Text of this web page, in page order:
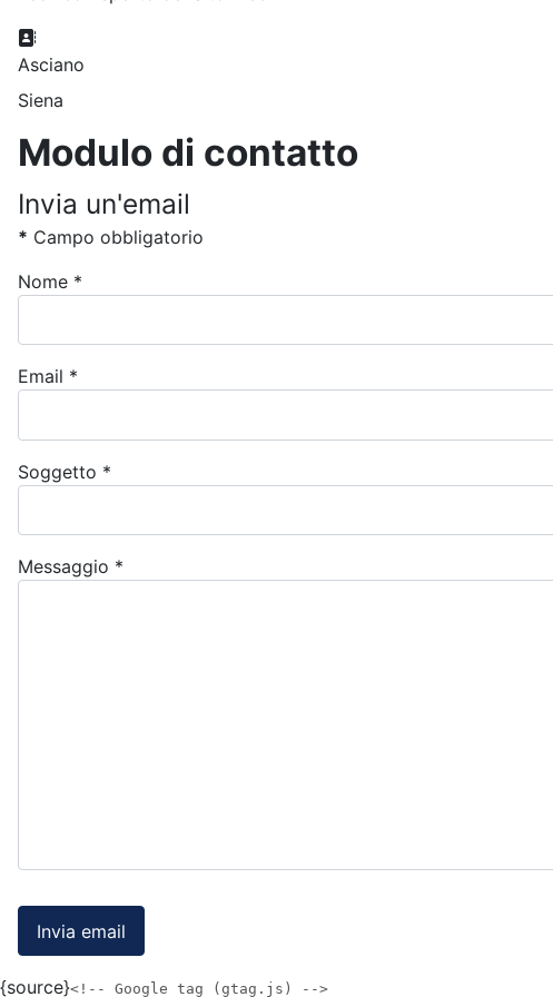
Indirizzo:
Asciano
Siena
Modulo di contatto
Invia un'email
* Campo obbligatorio
Nome *
Email *
Soggetto *
Messaggio *
Invia email
{source}<!-- Google tag (gtag.js) -->